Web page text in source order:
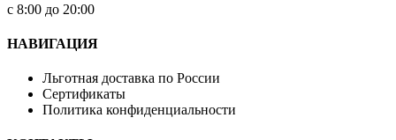
с 8:00 до 20:00
НАВИГАЦИЯ
Льготная доставка по России
Сертификаты
Политика конфиденциальности